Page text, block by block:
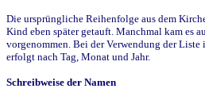
Die ursprüngliche Reihenfolge aus dem
Kind eben später getauft. Manchmal kam es
vorgenommen. Bei der Verwendung der
erfolgt nach Tag, Monat und Jahr.
Schreibweise der Namen